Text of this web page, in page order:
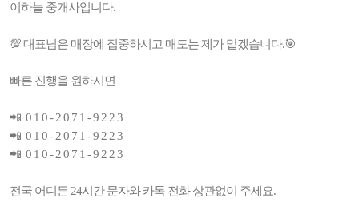
이하늘 중개사입니다.
💯 대표님은 매장에 집중하시고 매도는 제가 맡겠습니다.🎯
빠른 진행을 원하시면
📲 0 1 0 - 2 0 7 1 - 9 2 2 3
📲 0 1 0 - 2 0 7 1 - 9 2 2 3
📲 0 1 0 - 2 0 7 1 - 9 2 2 3
전국 어디든 24시간 문자와 카톡 전화 상관없이 주세요.